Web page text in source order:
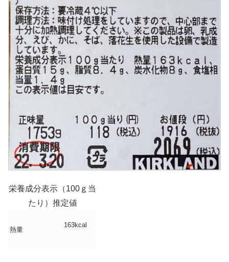
栄養成分表示（100ｇ当
たり）推定値
熱量
163kcal